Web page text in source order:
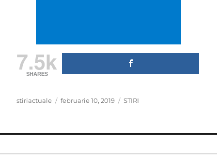
7.5k
SHARES
Author
stiriactuale
Posted
februarie 10, 2019 Categories
STIRI